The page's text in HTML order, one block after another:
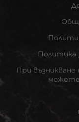
Политика
При възникване
можете